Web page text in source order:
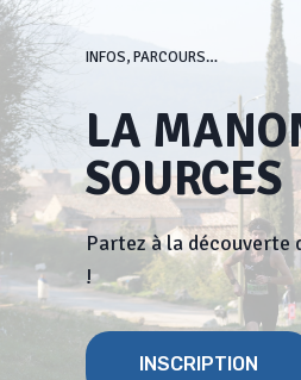
INFOS, PARCOURS…
LA
SOURCES
Partez à la découverte
!
INSCRIPTION